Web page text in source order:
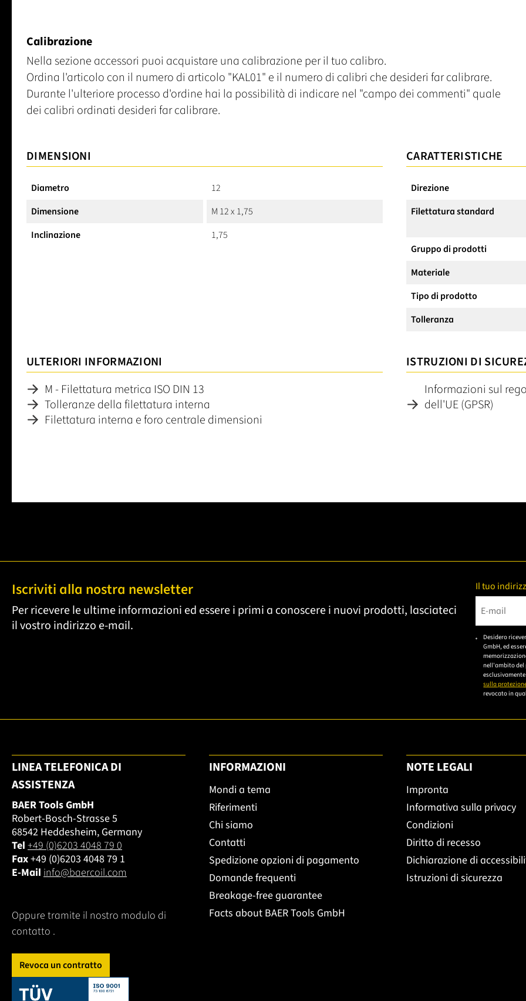
Calibrazione
Nella sezione accessori puoi acquistare una calibrazione per il tuo calibro.
Ordina l'articolo con il numero di articolo "KAL01" e il numero di calibri che desideri far calibrare.
Durante l'ulteriore processo d'ordine hai la possibilità di indicare nel "campo dei commenti" quale
dei calibri ordinati desideri far calibrare.
DIMENSIONI
Diametro
12
Dimensione
M 12 x 1,75
Inclinazione
1,75
CARATTERISTICHE
Direzione
Filettatura standard
Gruppo di prodotti
Materiale
Tipo di prodotto
Tolleranza
ULTERIORI INFORMAZIONI
M - Filettatura metrica ISO DIN 13
Tolleranze della filettatura interna
Filettatura interna e foro centrale dimensioni
ISTRUZIONI DI
Informazioni sul
dell'UE (GPSR)
Iscriviti alla nostra newsletter
Per ricevere le ultime informazioni ed essere i primi a conoscere i nuovi prodotti, lasciateci
il vostro indirizzo e-mail.
Il tuo
Bitte
Desidero
GmbH, ed
nell'ambito del
sulla
revocato in
LINEA TELEFONICA DI
ASSISTENZA
BAER Tools GmbH
Robert-Bosch-Strasse 5
68542 Heddesheim, Germany
Tel +49 (0)6203 4048 79 0
Fax+49 (0)6203 4048 79 1
E-Mail info@baercoil.com
Oppure tramite il nostro modulo di
contatto .
Revoca un contratto
INFORMAZIONI
Mondi a tema
Riferimenti
Chi siamo
Contatti
Spedizione opzioni di pagamento
Domande frequenti
Breakage-free guarantee
Facts about BAER Tools GmbH
NOTE LEGALI
Impronta
Informativa sulla privacy
Condizioni
Diritto di recesso
Dichiarazione di
Istruzioni di sicurezza